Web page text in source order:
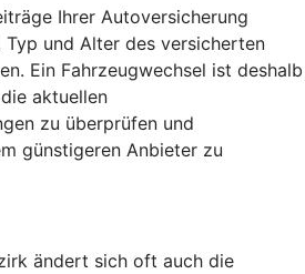
Ihrer Autoversicherung
Typ und Alter des versicherten
Ein Fahrzeugwechsel ist deshalb
aktuellen
zu überprüfen und
günstigeren Anbieter zu
ändert sich oft auch die